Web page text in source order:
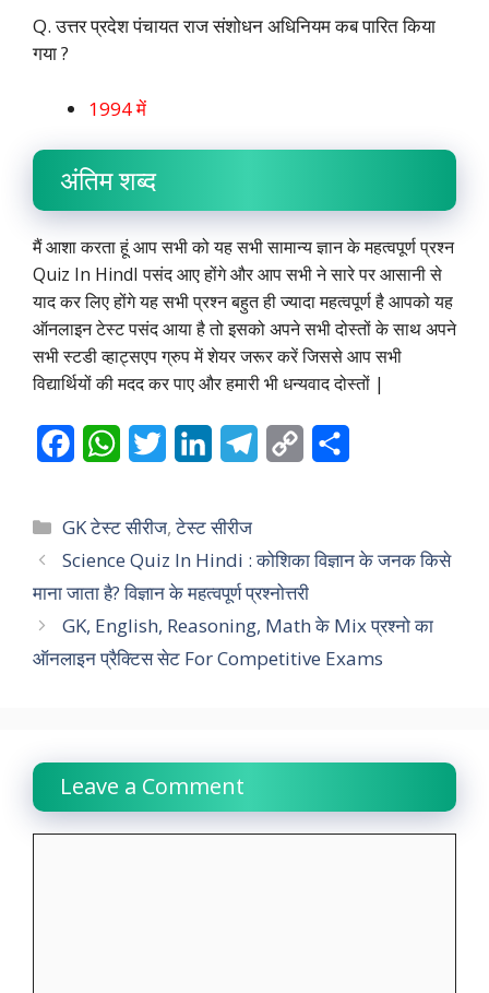
Q. उत्तर प्रदेश पंचायत राज संशोधन अधिनियम कब पारित किया
गया ?
1994 में
अंतिम शब्द
मैं आशा करता हूं आप सभी को यह सभी सामान्य ज्ञान के महत्वपूर्ण प्रश्न
Quiz In HindI पसंद आए होंगे और आप सभी ने सारे पर आसानी से
याद कर लिए होंगे यह सभी प्रश्न बहुत ही ज्यादा महत्वपूर्ण है आपको यह
ऑनलाइन टेस्ट पसंद आया है तो इसको अपने सभी दोस्तों के साथ अपने
सभी स्टडी व्हाट्सएप ग्रुप में शेयर जरूर करें जिससे आप सभी
विद्यार्थियों की मदद कर पाए और हमारी भी धन्यवाद दोस्तों |
c
e
b
o
o
W
a
t
s
A
p
i
t
t
e
r
n
k
e
d
e
g
r
a
y
L
i
n
r
Categories
GK टेस्ट सीरीज,टेस्ट सीरीज
Science Quiz In Hindi : कोशिका विज्ञान के जनक किसे
माना जाता है? विज्ञान के महत्वपूर्ण प्रश्नोत्तरी
GK, English, Reasoning, Math के Mix प्रश्नो का
ऑनलाइन प्रैक्टिस सेट For Competitive Exams
Leave a Comment